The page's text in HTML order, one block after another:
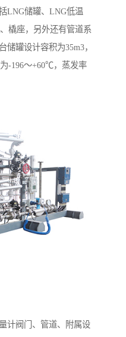
LNG储罐、LNG低温
橇座，另外还有管道系
罐设计容积为35m3，
-196～+60℃，蒸发率
计阀门、管道、附属设